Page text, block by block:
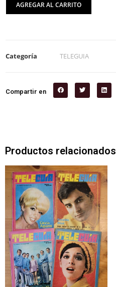
AGREGAR AL CARRITO
Categoría TELEGUIA
Compartir en
Productos relacionados